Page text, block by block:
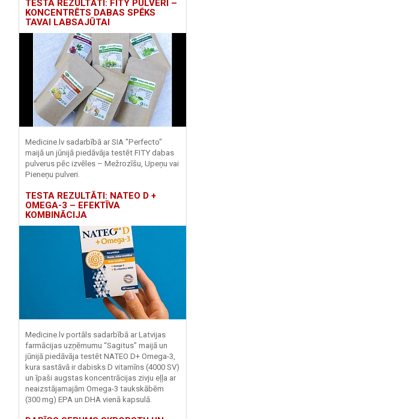
TESTA REZULTĀTI: FITY PULVERI –
KONCENTRĒTS DABAS SPĒKS
TAVAI LABSAJŪTAI
Medicine.lv sadarbībā ar SIA "Perfecto"
maijā un jūnijā piedāvāja testēt FITY dabas
pulverus pēc izvēles – Mežrozīšu, Upeņu vai
Pieneņu pulveri.
TESTA REZULTĀTI: NATEO D +
OMEGA-3 – EFEKTĪVA
KOMBINĀCIJA
Medicine.lv portāls sadarbībā ar Latvijas
farmācijas uzņēmumu “Sagitus” maijā un
jūnijā piedāvāja testēt NATEO D+ Omega-3,
kura sastāvā ir dabisks D vitamīns (4000 SV)
un īpaši augstas koncentrācijas zivju eļļa ar
neaizstājamajām Omega-3 taukskābēm
(300 mg) EPA un DHA vienā kapsulā.